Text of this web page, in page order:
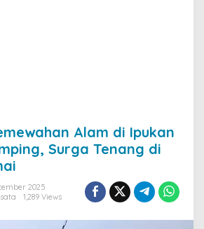
Alam di Ipukan
Surga Tenang di
2025
1,289 Views